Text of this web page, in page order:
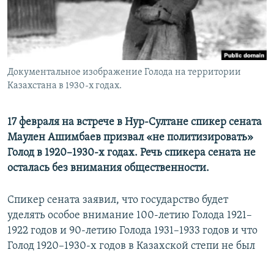
Документальное изображение Голода на территории
Казахстана в 1930-х годах.
17 февраля на встрече в Нур-Султане спикер сената
Маулен Ашимбаев призвал «не политизировать»
Голод в 1920–1930-х годах. Речь спикера сената не
осталась без внимания общественности.
Спикер сената заявил, что государство будет
уделять особое внимание 100-летию Голода 1921–
1922 годов и 90-летию Голода 1931–1933 годов и что
Голод 1920–1930-х годов в Казахской степи не был